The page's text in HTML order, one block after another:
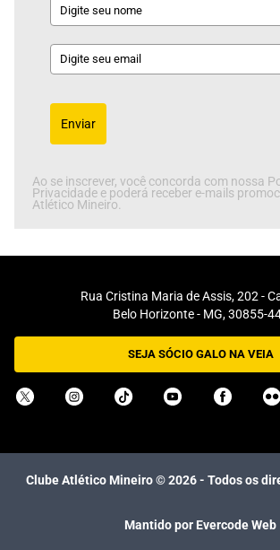
Enviar
Ao se inscrever, você concorda com nossa
Privacidade e poderá receber e-mails
Atlético Mineiro.
Rua Cristina Maria de Assis, 202 -
Belo Horizonte - MG, 30855-
SEJA SÓCIO GALO NA VEIA
Clube Atlético Mineiro ©2026- Todos os
Mantido por Evercode Web